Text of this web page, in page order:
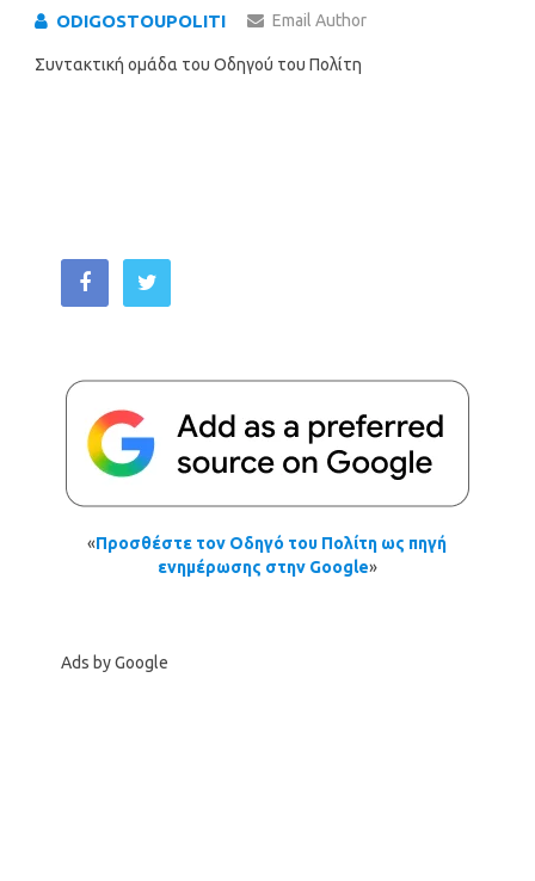
ODIGOSTOUPOLITI Email Author
Συντακτική ομάδα του Οδηγού του Πολίτη
«Προσθέστε τον Οδηγό του Πολίτη ως πηγή
ενημέρωσης στην Google»
Ads by Google